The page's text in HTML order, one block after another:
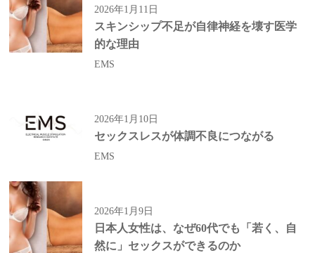
2026年1月11日
スキンシップ不足が自律神経を壊す医学
的な理由
EMS
2026年1月10日
セックスレスが体調不良につながる
EMS
2026年1月9日
日本人女性は、なぜ60代でも「若く、自
然に」セックスができるのか